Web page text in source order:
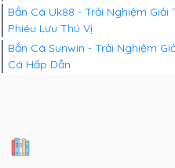
Bắn Cá Uk88 - Trải Nghiệm
Phiêu Lưu Thú Vị
Bắn Cá Sunwin - Trải Nghiệm
Cá Hấp Dẫn